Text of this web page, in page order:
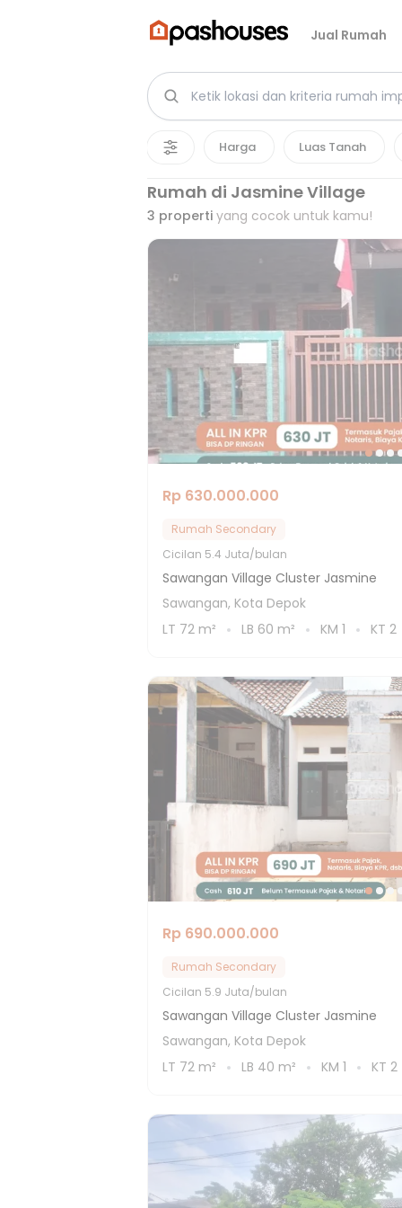
Jual Rumah
Harga Luas Tanah
Rumah di Jasmine Village
3 properti yang cocok untuk kamu!
Rp 630.000.000
Rumah Secondary
Cicilan 5.4 Juta/bulan
Sawangan Village Cluster Jasmine
Sawangan, Kota Depok
LT 72 m² LB 60 m² KM 1 KT 2
Rp 690.000.000
Rumah Secondary
Cicilan 5.9 Juta/bulan
Sawangan Village Cluster Jasmine
Sawangan, Kota Depok
LT 72 m² LB 40 m² KM 1 KT 2